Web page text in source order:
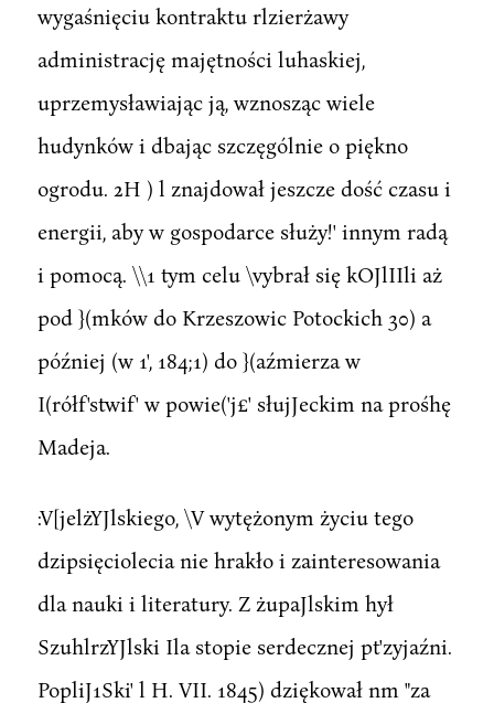
wygaśnięciu kontraktu rlzierżawy
administrację majętności luhaskiej,
uprzemysławiając ją, wznosząc wiele
hudynków i dbając szczęgólnie o piękno
ogrodu. 2H ) l znajdował jeszcze dość czasu i
energii, aby w gospodarce służy!' innym radą
i pomocą. \\1 tym celu \vybrał się kOJlIIli aż
pod }(mków do Krzeszowic Potockich 30) a
później (w 1', 184;1) do }(aźmierza w
I(rółf'stwif' w powie('j£' słujJeckim na prośhę
Madeja.
:V[jelżYJlskiego, \V wytężonym życiu tego
dzipsięciolecia nie hrakło i zainteresowania
dla nauki i literatury. Z żupaJlskim hył
SzuhlrzYJlski Ila stopie serdecznej pt'zyjaźni.
PopliJ1Ski' l H. VII. 1845) dziękował nm "za